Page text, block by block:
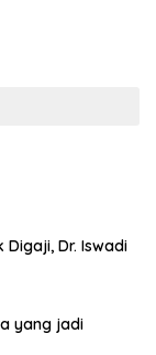
Digaji, Dr. Iswadi
yang jadi